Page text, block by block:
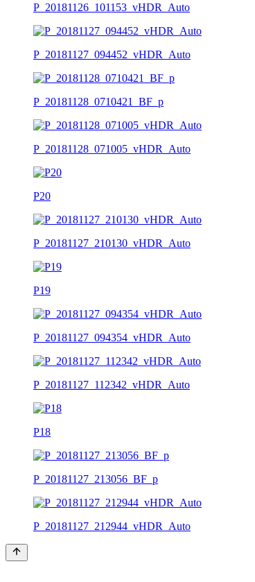
P_20181126_101153_vHDR_Auto
P_20181127_094452_vHDR_Auto
P_20181128_0710421_BF_p
P_20181128_071005_vHDR_Auto
P20
P_20181127_210130_vHDR_Auto
P19
P_20181127_094354_vHDR_Auto
P_20181127_112342_vHDR_Auto
P18
P_20181127_213056_BF_p
P_20181127_212944_vHDR_Auto